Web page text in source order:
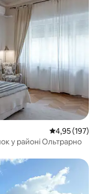
Середня
4,95 (197)
у районі Ольтрарно